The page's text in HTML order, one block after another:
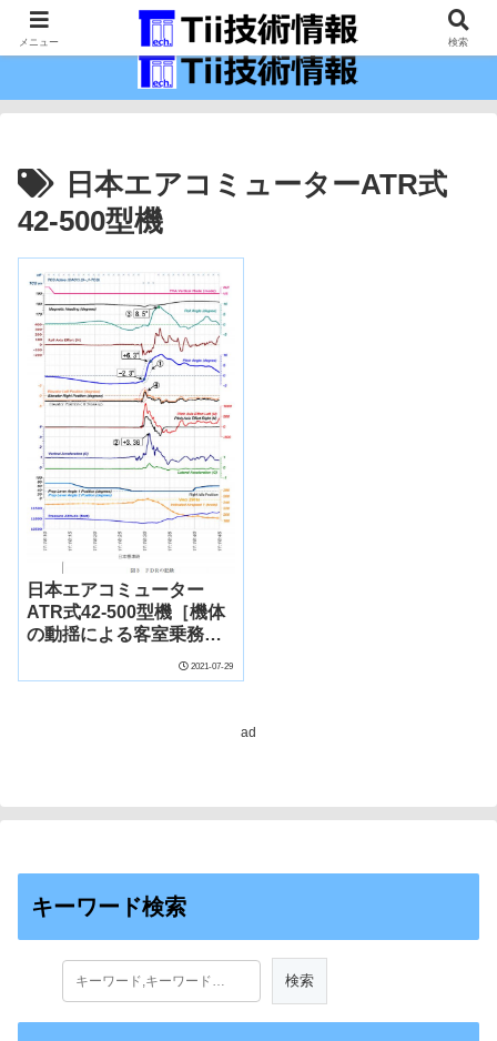
最新の科学技術の情報インフラ。
日本エアコミューターATR式
42-500型機
日本エアコミューター
ATR式42-500型機［機体
の動揺による客室乗務員
北西約57km、令和元年10
2021-07-29
ad
キーワード検索
メニュー 検索